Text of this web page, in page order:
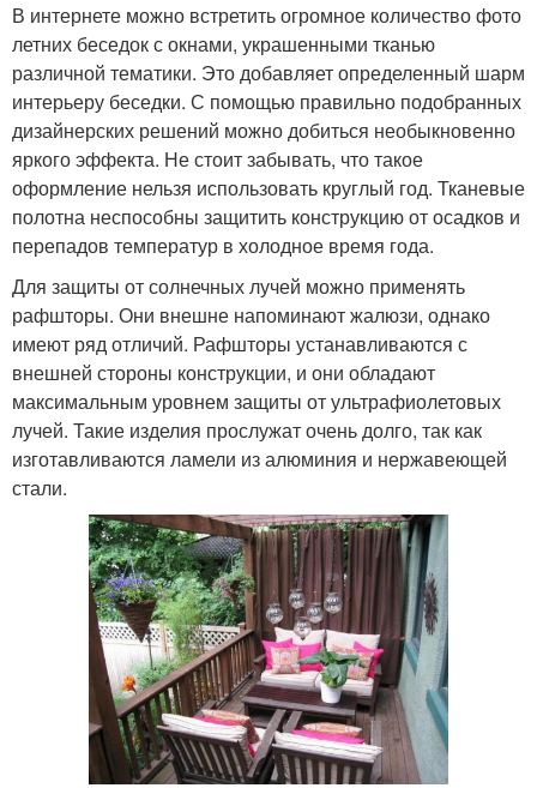
В интернете можно встретить огромное количество фото
летних беседок с окнами, украшенными тканью
различной тематики. Это добавляет определенный шарм
интерьеру беседки. С помощью правильно подобранных
дизайнерских решений можно добиться необыкновенно
яркого эффекта. Не стоит забывать, что такое
оформление нельзя использовать круглый год. Тканевые
полотна неспособны защитить конструкцию от осадков и
перепадов температур в холодное время года.
Для защиты от солнечных лучей можно применять
рафшторы. Они внешне напоминают жалюзи, однако
имеют ряд отличий. Рафшторы устанавливаются с
внешней стороны конструкции, и они обладают
максимальным уровнем защиты от ультрафиолетовых
лучей. Такие изделия прослужат очень долго, так как
изготавливаются ламели из алюминия и нержавеющей
стали.